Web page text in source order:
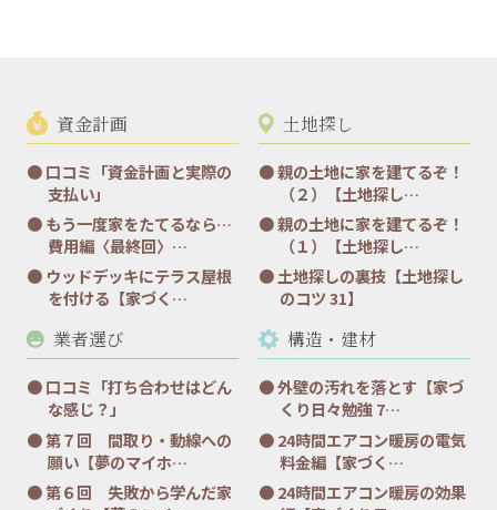
資金計画
口コミ「資金計画と実際の
支払い」
もう一度家をたてるなら…
費用編〈最終回〉…
ウッドデッキにテラス屋根
を付ける【家づく…
土地探し
親の土地に家を建てるぞ！
（２）【土地探し…
親の土地に家を建てるぞ！
（１）【土地探し…
土地探しの裏技【土地探し
のコツ 31】
業者選び
口コミ「打ち合わせはどん
な感じ？」
第７回 間取り・動線への
願い【夢のマイホ…
第６回 失敗から学んだ家
構造・建材
外壁の汚れを落とす【家づ
くり日々勉強 7…
24時間エアコン暖房の電気
料金編【家づく…
24時間エアコン暖房の効果